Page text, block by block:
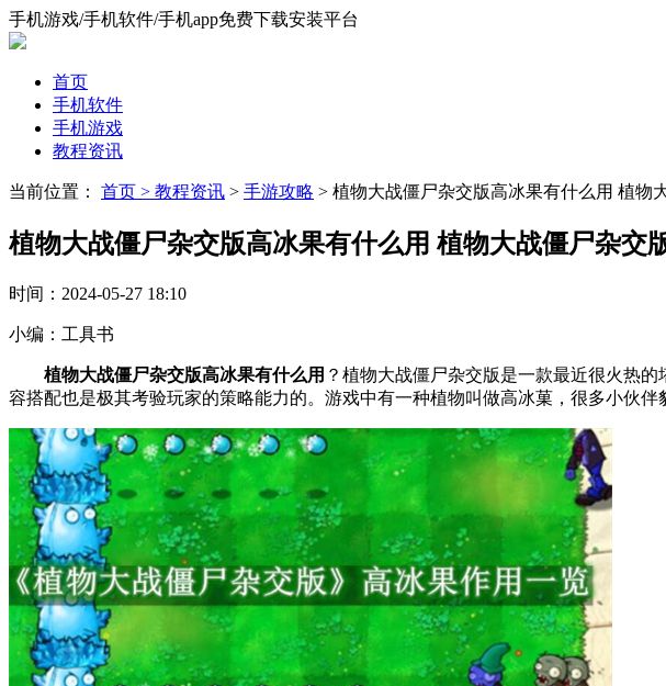
手机游戏/手机软件/手机app免费下载安装平台
首页
手机软件
手机游戏
教程资讯
当前位置： 首页 > 教程资讯 > 手游攻略 > 植物大战僵尸杂交版高冰果有什么用 植物
植物大战僵尸杂交版高冰果有什么用 植物大战僵尸杂交
时间： 2024-05-27 18:10
小编： 工具书
植物大战僵尸杂交版高冰果有什么用 ？植物大战僵尸杂交版是一款最近很火热
容搭配也是极其考验玩家的策略能力的。游戏中有一种植物叫做高冰菓，很多小伙